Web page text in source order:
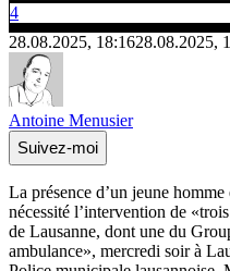
4
28.08.2025, 18:1628.08.2025,
Antoine Menusier
Suivez-moi
La présence d’un jeune homme
nécessité l’intervention de
de Lausanne, dont une du
ambulance», mercredi soir à